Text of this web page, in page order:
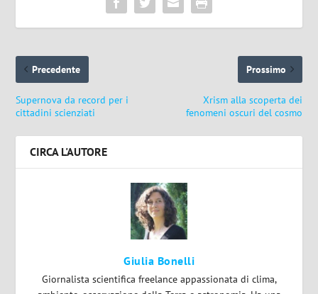
Precedente
Supernova da record per i
cittadini scienziati
Prossimo
Xrism alla scoperta dei
fenomeni oscuri del cosmo
CIRCA L'AUTORE
Giulia Bonelli
Giornalista scientifica freelance appassionata di clima,